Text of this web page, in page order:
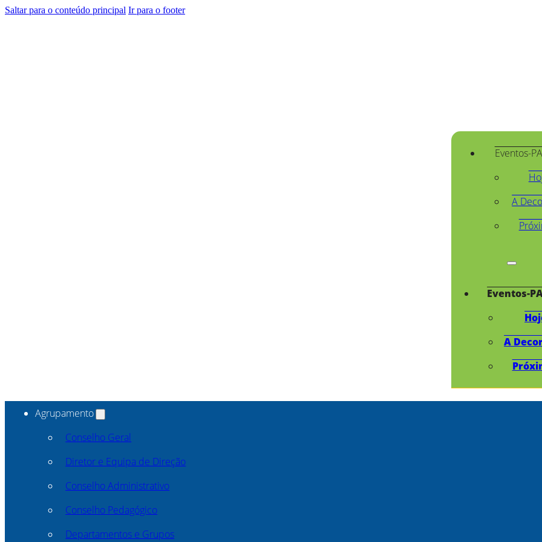
Saltar para o conteúdo principal Ir para o footer
Eventos-
A
Eventos-
A
Agrupamento
Conselho Geral
Diretor e Equipa de Direção
Conselho Administrativo
Conselho Pedagógico
Departamentos e Grupos